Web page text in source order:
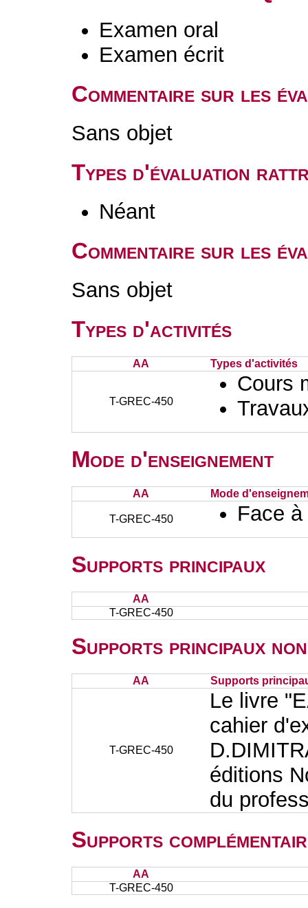
Examen oral
Examen écrit
Commentaire sur les
Sans objet
Types d'évaluation
Néant
Commentaire sur les
Sans objet
Types d'activités
AA Types d'activités
T-GREC-450
Cours
Mode d'enseignement
AA Mode
T-GREC-450 Face
Supports principaux
AA
T-GREC-450
Supports principaux
AA Supports
T-GREC-450
Le livre
cahier
éditions
du
Supports
AA
T-GREC-450